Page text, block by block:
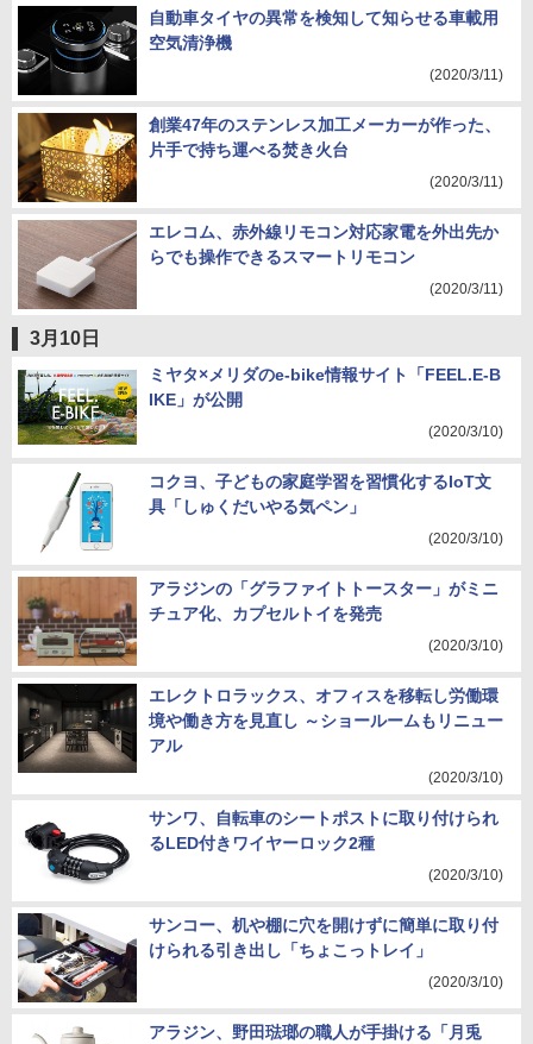
自動車タイヤの異常を検知して知らせる車載用
空気清浄機
(2020/3/11)
創業47年のステンレス加工メーカーが作った、
片手で持ち運べる焚き火台
(2020/3/11)
エレコム、赤外線リモコン対応家電を外出先か
らでも操作できるスマートリモコン
(2020/3/11)
3月10日
ミヤタ×メリダのe-bike情報サイト「FEEL.E-B
IKE」が公開
(2020/3/10)
コクヨ、子どもの家庭学習を習慣化するIoT文
具「しゅくだいやる気ペン」
(2020/3/10)
アラジンの「グラファイトトースター」がミニ
チュア化、カプセルトイを発売
(2020/3/10)
エレクトロラックス、オフィスを移転し労働環
境や働き方を見直し ～ショールームもリニュー
アル
(2020/3/10)
サンワ、自転車のシートポストに取り付けられ
るLED付きワイヤーロック2種
(2020/3/10)
サンコー、机や棚に穴を開けずに簡単に取り付
けられる引き出し「ちょこっトレイ」
(2020/3/10)
アラジン、野田琺瑯の職人が手掛ける「月兎